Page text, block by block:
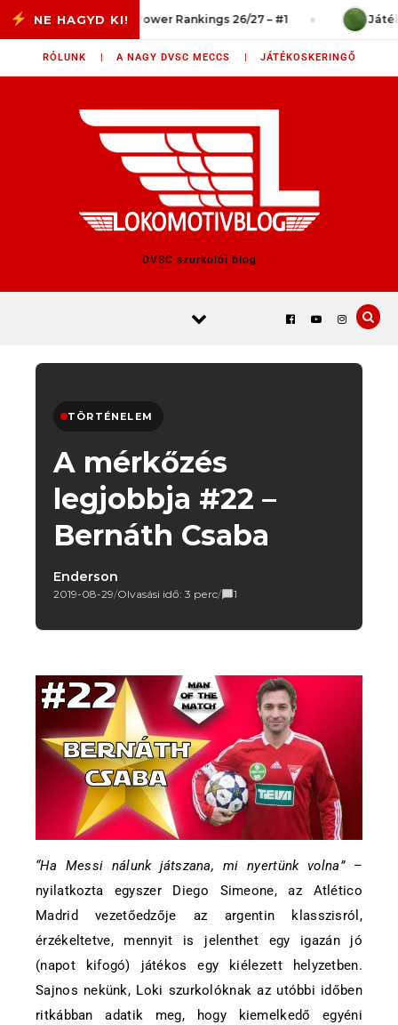
Skip to content
vég? Power Rankings 26/27 – #1
RÓLUNK | A NAGY DVSC MECCS | JÁTÉKOSKERINGŐ
DVSC szurkolói blog
TÖRTÉNELEM
A mérkőzés
legjobbja #22 –
Bernáth Csaba
Enderson
2019-08-29/Olvasási idő: 3 perc/ 1
“Ha Messi nálunk játszana, mi nyertünk volna”–
nyilatkozta egyszer Diego Simeone, az Atlético
Madrid vezetőedzője az argentin klasszisról,
érzékeltetve, mennyit is jelenthet egy igazán jó
(napot kifogó) játékos egy kiélezett helyzetben.
Sajnos nekünk, Loki szurkolóknak az utóbbi időben
ritkábban adatik meg, hogy kiemelkedő egyéni